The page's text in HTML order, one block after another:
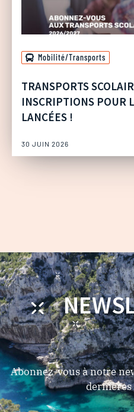
Mobilité/Transports
TRANSPORTS
INSCRIPTIONS POUR
LANCÉES !
30 JUIN 2026
Abonnez-vous à notre